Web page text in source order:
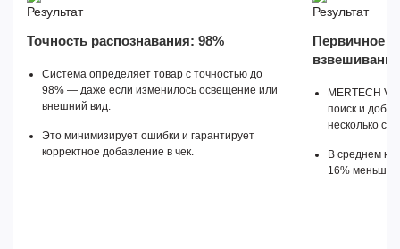
Точность распознавания: 98%
Система определяет товар с точностью до
98% — даже если изменилось освещение или
внешний вид.
Это минимизирует ошибки и гарантирует
корректное добавление в чек.
Первичное
MERTECH
поиск и
несколько
В среднем
16% меньше